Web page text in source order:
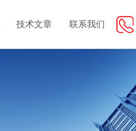
技术文章 联系我们